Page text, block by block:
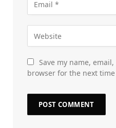
Save my name,
browser for the next